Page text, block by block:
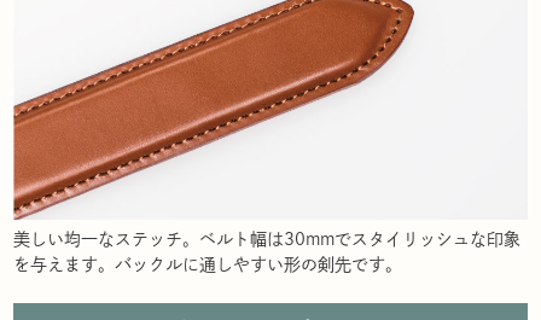
美しい均一なステッチ。ベルト幅は30mmでスタイリッシュな印象
を与えます。バックルに通しやすい形の剣先です。